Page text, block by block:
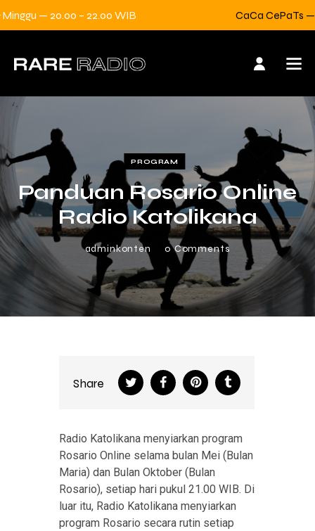
— 20.00 – 22.00 WIB CaCa CePaTs —
PROGRAM
Panduan Rosario Online
Radio Katolikana
adminkonten 0 Comments
Share
Radio Katolikana menyiarkan program
Rosario Online selama bulan Mei (Bulan
Maria) dan Bulan Oktober (Bulan
Rosario), setiap hari pukul 21.00 WIB. Di
luar itu, Radio Katolikana menyiarkan
program Rosario secara rutin setiap